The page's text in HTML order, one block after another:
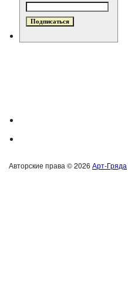
Авторские права © 2026 Арт-Гряда